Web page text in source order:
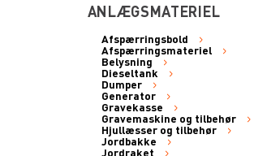
ANLÆGSMATERIEL
Afspærringsbold
Afspærringsmateriel
Belysning
Dieseltank
Dumper
Generator
Gravekasse
Gravemaskine og tilbehør
Hjullæsser og tilbehør
Jordbakke
Jordraket